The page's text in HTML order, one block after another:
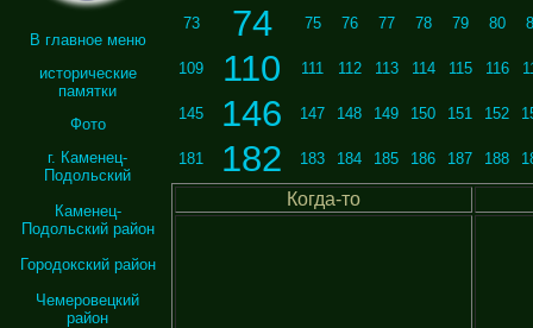
В главное меню
исторические
памятки
Фото
г. Каменец-
Подольский
Каменец-
Подольский район
Городокский район
Чемеровецкий
район
73 74 75 76 77 78 79 80
109 110 111 112 113 114 115 116
145 146 147 148 149 150 151 152
181 182 183 184 185 186 187 188
Когда-то